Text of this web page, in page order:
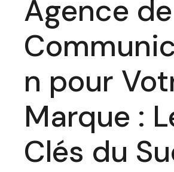
Agence de
n pour
Marque :
Clés du